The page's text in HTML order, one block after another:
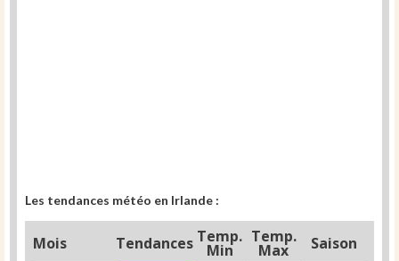
Les tendances météo en Irlande :
Mois Tendances Temp.
Min
Temp.
Max Saison